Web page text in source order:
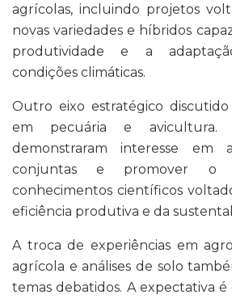
agrícolas, incluindo projetos
novas variedades e híbridos
produtividade e a
condições climáticas.
Outro eixo estratégico
em pecuária e avicultura.
demonstraram interesse em
conjuntas e promover o
conhecimentos científicos
eficiência produtiva e da
A troca de experiências em
agrícola e análises de solo
temas debatidos. A expectativa